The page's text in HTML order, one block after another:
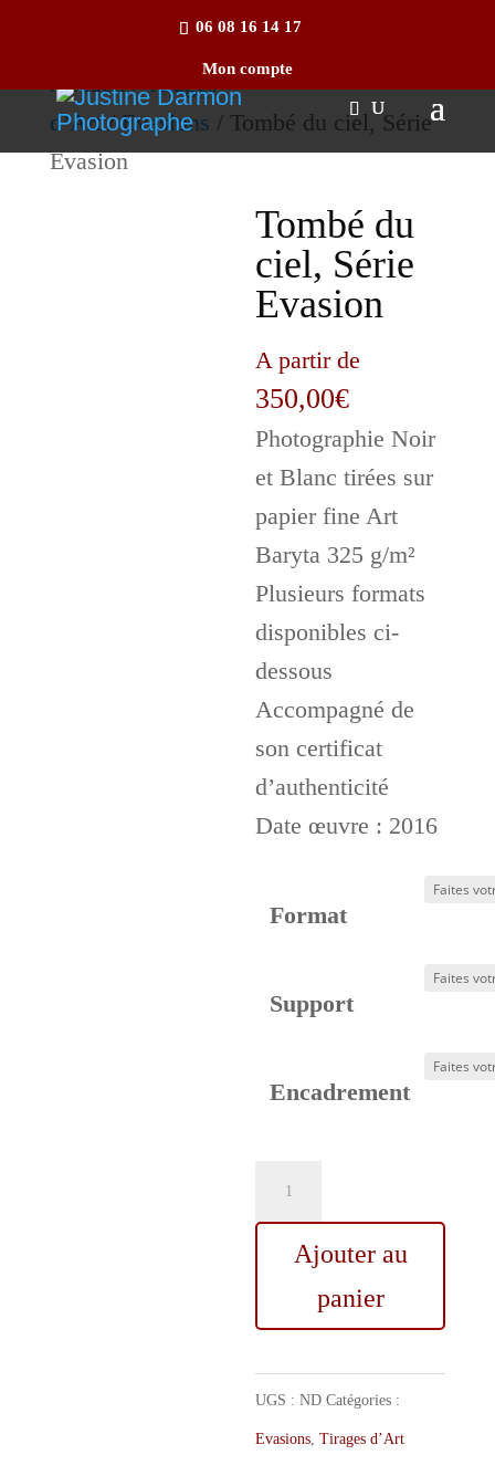
06 08 16 14 17
Mon compte
Accueil/Tirages
d’Art/Evasions / Tombé du ciel, Série
Evasion
Tombé du
ciel, Série
Evasion
A partir de
350,00€
Photographie Noir
et Blanc tirées sur
papier fine Art
Baryta 325 g/m²
Plusieurs formats
disponibles ci-
dessous
Accompagné de
son certificat
d’authenticité
Date œuvre : 2016
Format
Support
Encadrement
quantité
de
Tombé
ciel,
Série
Evasion
Ajouter au
panier
UGS :ND Catégories :
Evasions,Tirages d’Art